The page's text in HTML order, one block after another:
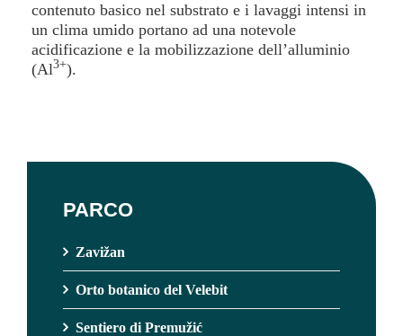
contenuto basico nel substrato e i lavaggi intensi in
un clima umido portano ad una notevole
acidificazione e la mobilizzazione dell’alluminio
(Al3+).
PARCO
Zavižan
Orto botanico del Velebit
Sentiero di Premužić